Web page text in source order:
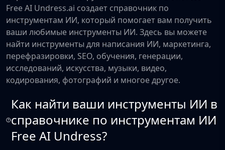
Free AI Undress.ai создает справочник по
инструментам ИИ, который помогает вам получить
ваши любимые инструменты ИИ. Здесь вы можете
найти инструменты для написания ИИ, маркетинга,
перефразировки, SEO, обучения, генерации,
исследований, искусства, музыки, видео,
кодирования, фотографий и многое другое.
Как найти ваши инструменты ИИ в
справочнике по инструментам ИИ
Free AI Undress?